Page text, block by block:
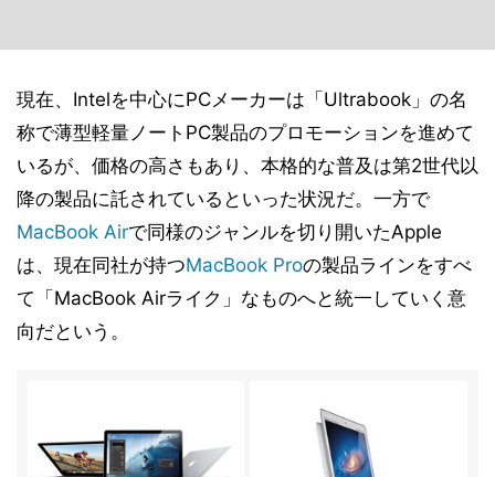
現在、Intelを中心にPCメーカーは「Ultrabook」の名
称で薄型軽量ノートPC製品のプロモーションを進めて
いるが、価格の高さもあり、本格的な普及は第2世代以
降の製品に託されているといった状況だ。一方で
MacBook Airで同様のジャンルを切り開いたApple
は、現在同社が持つMacBook Proの製品ラインをすべ
て「MacBook Airライク」なものへと統一していく意
向だという。